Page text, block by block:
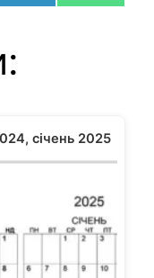
on
on
січень 2025